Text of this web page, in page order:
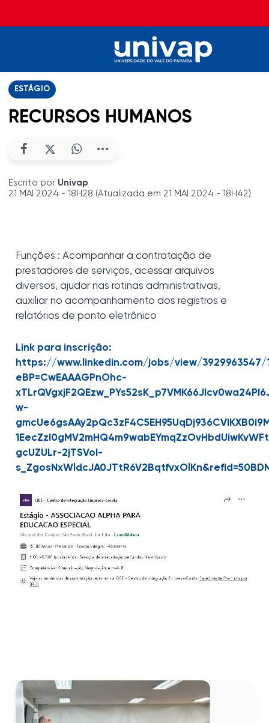
ESTÁGIO
RECURSOS HUMANOS
Escrito por Univap
21 MAI 2024 - 18H28 (Atualizada em 21 MAI 2024 - 18H42)
Funções : Acompanhar a contratação de
prestadores de serviços, acessar arquivos
diversos, ajudar nas rotinas administrativas,
auxiliar no acompanhamento dos registros e
relatórios de ponto eletrônico
Link para inscrição:
https://www.linkedin.com/jobs/view/3929963547/
eBP=CwEAAAGPnOhc-
w-
gcUZULr-2jTSVoI-